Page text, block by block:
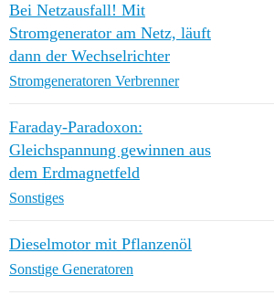
Bei Netzausfall! Mit
Stromgenerator am Netz, läuft
dann der Wechselrichter
Stromgeneratoren Verbrenner
Faraday-Paradoxon:
Gleichspannung gewinnen aus
dem Erdmagnetfeld
Sonstiges
Dieselmotor mit Pflanzenöl
Sonstige Generatoren